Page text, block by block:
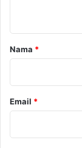
r
Nama *
Email *